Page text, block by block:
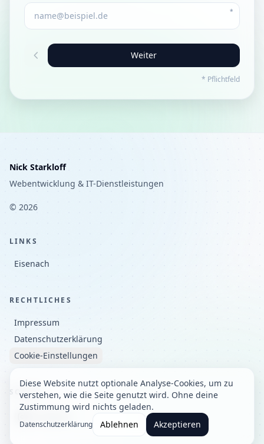
*
Weiter
* Pflichtfeld
Nick Starkloff
Webentwicklung & IT-Dienstleistungen
© 2026
LINKS
Eisenach
RECHTLICHES
Impressum
Datenschutzerklärung
Cookie-Einstellungen
SOCIAL
Diese Website nutzt optionale Analyse-Cookies, um zu
verstehen, wie die Seite genutzt wird. Ohne deine
Zustimmung wird nichts geladen.
Datenschutzerklärung Ablehnen Akzeptieren